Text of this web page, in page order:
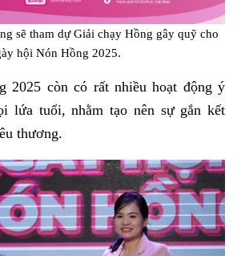
sẽ tham dự Giải chạy Hồng gây quỹ cho
hội Nón Hồng 2025.
2025 còn có rất nhiều hoạt động ý
lứa tuổi, nhằm tạo nên sự gắn kết
thương.